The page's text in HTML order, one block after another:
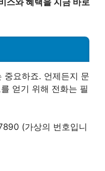
스와 혜택을 지금 바로
중요하죠. 언제든지 문
얻기 위해 전화는 필
(가상의 번호입니